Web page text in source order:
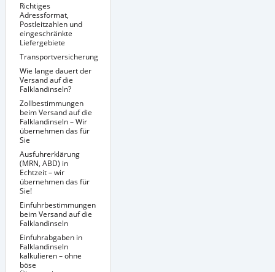
Richtiges
Adressformat,
Postleitzahlen und
eingeschränkte
Liefergebiete
Richtige Verpackung
Sendungsverfolgung
/ Tracking &
Dokumentenmanagement
Transportversicherung
Wie lange dauert der
Versand auf die
Falklandinseln?
Zollbestimmungen
beim Versand auf die
Falklandinseln – Wir
übernehmen das für
Sie
Ausfuhrerklärung
(MRN, ABD) in
Echtzeit – wir
übernehmen das für
Sie!
Einfuhrbestimmungen
beim Versand auf die
Falklandinseln
Besondere
Versandbedingungen
für bestimmte
Produkte auf die
Einfuhrabgaben in
Falklandinseln
kalkulieren – ohne
böse